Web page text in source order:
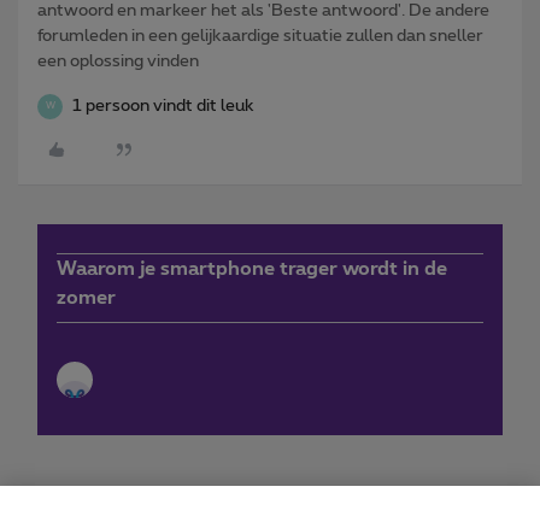
antwoord en markeer het als 'Beste antwoord'. De andere
forumleden in een gelijkaardige situatie zullen dan sneller
een oplossing vinden
W 1 persoon vindt dit leuk
Waarom je smartphone trager wordt in de
zomer